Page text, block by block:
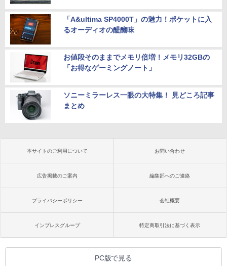
「A&ultima SP4000T」の魅力！ポケットに入
るオーディオの醍醐味
お値段そのままでメモリ倍増！メモリ32GBの
「お得なゲーミングノート」
ソニーミラーレス一眼の大特集！ 見どころ記事
まとめ
本サイトのご利用について お問い合わせ
広告掲載のご案内 編集部へのご連絡
プライバシーポリシー 会社概要
インプレスグループ 特定商取引法に基づく表示
PC版で見る